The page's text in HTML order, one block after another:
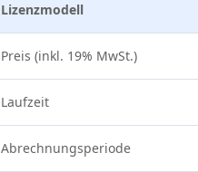
Lizenzmodell
Preis (inkl. 19% MwSt.)
Laufzeit
Abrechnungsperiode